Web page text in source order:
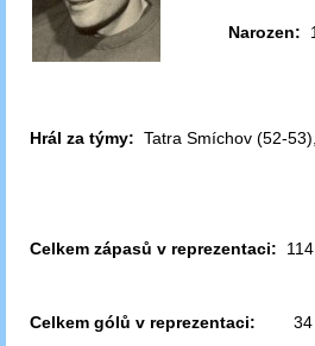
Narozen:
Hrál za týmy: Tatra Smíchov (52-
Celkem zápasů v reprezentaci: 114
Celkem gólů v reprezentaci: 34